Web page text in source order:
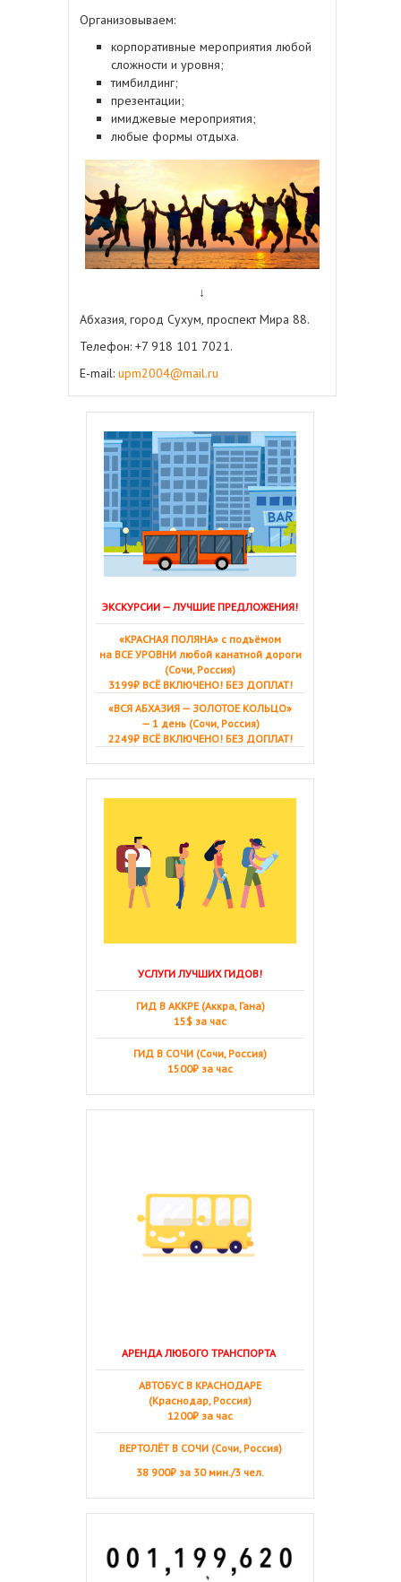
Организовываем:
корпоративные мероприятия любой
сложности и уровня;
тимбилдинг;
презентации;
имиджевые мероприятия;
любые формы отдыха.
↓
Абхазия, город Сухум, проспект Мира 88.
Телефон: +7 918 101 7021.
E-mail: upm2004@mail.ru
ЭКСКУРСИИ — ЛУЧШИЕ ПРЕДЛОЖЕНИЯ!
«КРАСНАЯ ПОЛЯНА» с подъёмом
на ВСЕ УРОВНИ любой канатной дороги
(Сочи, Россия)
3199₽ ВСЁ ВКЛЮЧЕНО! БЕЗ ДОПЛАТ!
«ВСЯ АБХАЗИЯ — ЗОЛОТОЕ КОЛЬЦО»
— 1 день (Сочи, Россия)
2249₽ ВСЁ ВКЛЮЧЕНО! БЕЗ ДОПЛАТ!
УСЛУГИ ЛУЧШИХ ГИДОВ!
ГИД В АККРЕ (Аккра, Гана)
15$ за час
ГИД В СОЧИ (Сочи, Россия)
1500₽ за час
АРЕНДА ЛЮБОГО ТРАНСПОРТА
АВТОБУС В КРАСНОДАРЕ
(Краснодар, Россия)
1200₽ за час
ВЕРТОЛЁТ В СОЧИ (Сочи, Россия)
38 900₽ за 30 мин./3 чел.